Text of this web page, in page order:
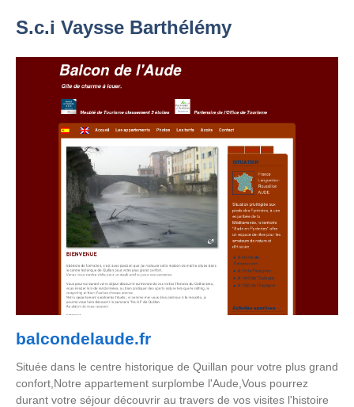
S.c.i Vaysse Barthélémy
balcondelaude.fr
Située dans le centre historique de Quillan pour votre plus grand
confort,Notre appartement surplombe l'Aude,Vous pourrez
durant votre séjour découvrir au travers de vos visites l'histoire